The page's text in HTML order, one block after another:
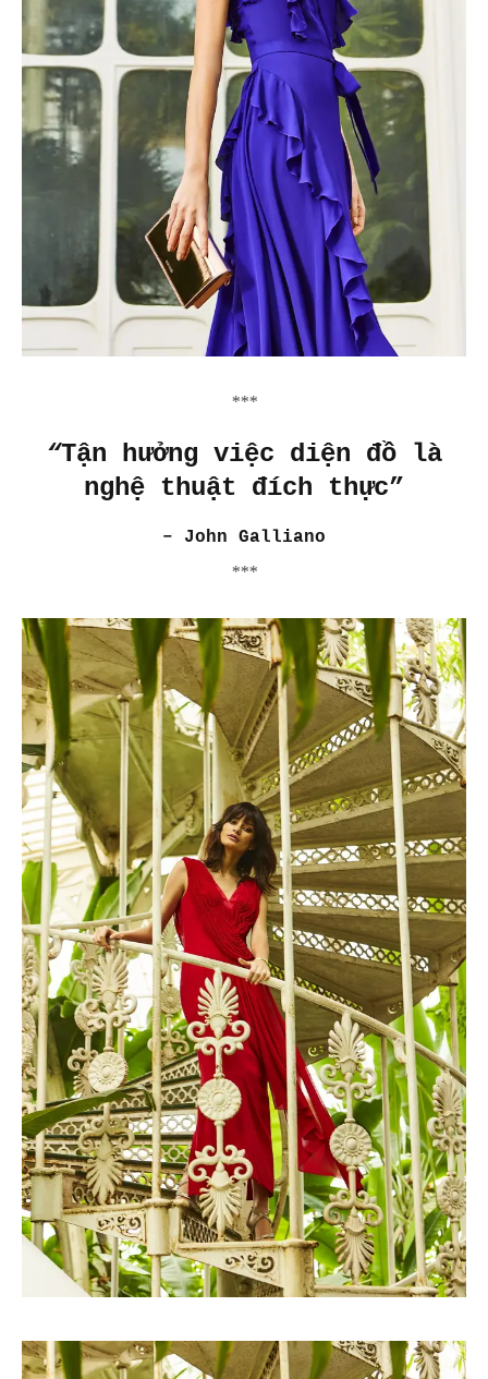
***
“Tận hưởng việc diện đồ là
nghệ thuật đích thực”
– John Galliano
***